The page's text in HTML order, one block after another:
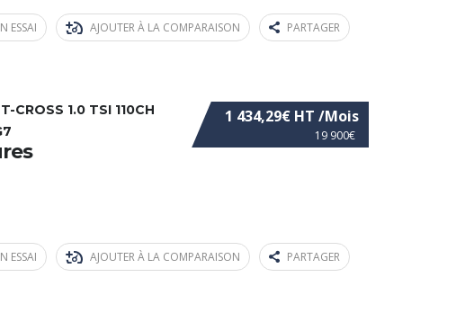
ESSAI AJOUTER À LA COMPARAISON PARTAGER
19 900€
1 434,29€ HT /Mois
CROSS 1.0 TSI 110CH
ESSAI AJOUTER À LA COMPARAISON PARTAGER